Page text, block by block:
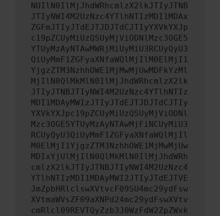
NUIlN0IlMjJhdWRhcmlzX2lkJTIyJTNB
JTIyNWI4M2UzNzc4YTlhNTIzMDI1MDAx
ZGFmJTIyJTdEJTJDJTdCJTIyYXVkYXJp
c19pZCUyMiUzQSUyMjViODNlMzc3OGE5
YTUyMzAyNTAwMWRjMiUyMiU3RCUyQyU3
QiUyMmF1ZGFyaXNfaWQlMjIlM0ElMjI1
YjgzZTM3NzhhOWE1MjMwMjUwMDFkYzMl
MjIlN0QlMkMlN0IlMjJhdWRhcmlzX2lk
JTIyJTNBJTIyNWI4M2UzNzc4YTlhNTIz
MDI1MDAyMWIzJTIyJTdEJTJDJTdCJTIy
YXVkYXJpc19pZCUyMiUzQSUyMjViODNl
Mzc3OGE5YTUyMzAyNTAwMjFiNCUyMiU3
RCUyQyU3QiUyMmF1ZGFyaXNfaWQlMjIl
M0ElMjI1YjgzZTM3NzhhOWE1MjMwMjUw
MDIxYjUlMjIlN0QlMkMlN0IlMjJhdWRh
cmlzX2lkJTIyJTNBJTIyNWI4M2UzNzc4
YTlhNTIzMDI1MDAyMWI2JTIyJTdEJTVE
JmZpbHRlclswXVtvcF09SU4mc29ydFsw
XVtmaWVsZF09aXNPd24mc29ydFswXVtv
cmRlcl09REVTQyZzb3J0WzFdW2ZpZWxk